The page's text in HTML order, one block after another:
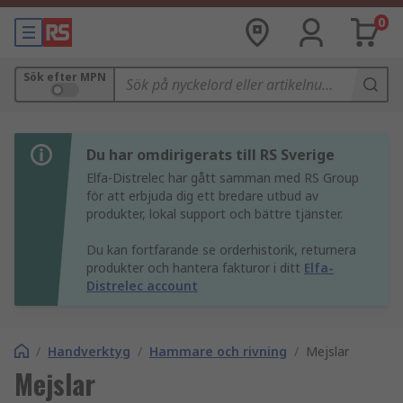
0
Sök efter MPN
Du har omdirigerats till RS Sverige
Elfa-Distrelec har gått samman med RS Group
för att erbjuda dig ett bredare utbud av
produkter, lokal support och bättre tjänster.
Du kan fortfarande se orderhistorik, returnera
produkter och hantera fakturor i ditt Elfa-
Distrelec account
/ Handverktyg / Hammare och rivning / Mejslar
Mejslar